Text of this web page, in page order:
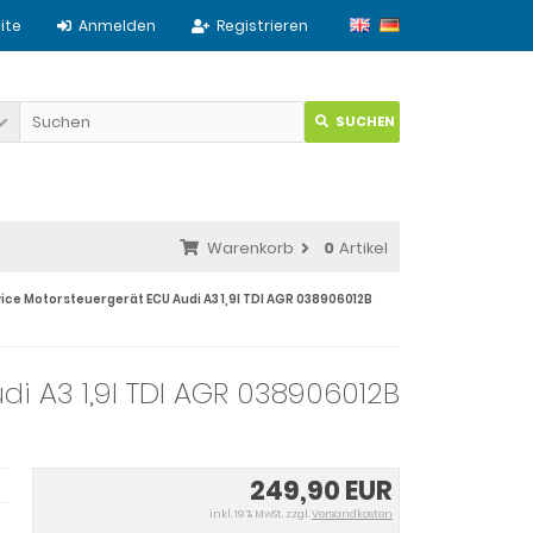
Registrieren
Anmelden
SUCHEN
Warenkorb 0 Artikel
Motorsteuergerät ECU Audi A3 1,9l TDI AGR 038906012B
1,9l TDI AGR 038906012B
249,90 EUR
inkl. 19 % MwSt. zzgl.Versandkosten